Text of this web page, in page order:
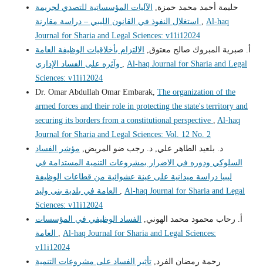
حليمة أحمد محمد حمزة, الآليات المؤسساتية للتصدي لجريمة
Al-haq
Journal for Sharia and Legal Sciences: v11i12024
أ‌. صبرية المبروك صالح معتوق, الالتزام بأخلاقيات الوظيفة العامة
Al-haq Journal for Sharia and Legal
Sciences: v11i12024
Dr. Omar Abdullah Omar Embarak, The organization of the
armed forces and their role in protecting the state's territory and
securing its borders from a constitutional perspective
Al-haq
Journal for Sharia and Legal Sciences: Vol. 12 No. 2
د. بلعيد الطاهر علي, د. رجب ضو المريض, مؤشر الفساد
السلوكي ودوره في الاضرار بمشروعات التنمية المستدامة في
ليبيا دراسة ميدانية على عينة عشوائية من قطاعات الوظيفة
Al-haq Journal for Sharia and Legal
Sciences: v11i12024
أ. رحاب محمود محمد الهوني, الفساد الوظيفي في المؤسسات
Al-haq Journal for Sharia and Legal Sciences:
v11i12024
رحمة رمضان الفرد,تأثير الفساد على مشروعات التنمية